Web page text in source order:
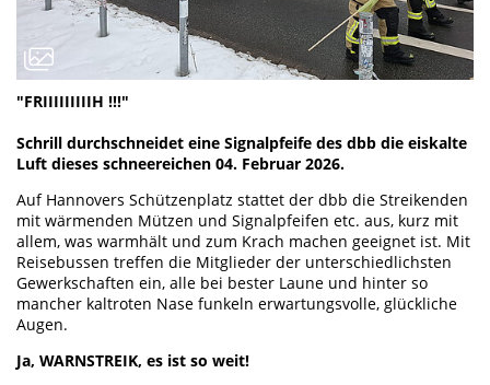
"FRIIIIIIIIIH !!!"
Schrill durchschneidet eine Signalpfeife des dbb die eiskalte
Luft dieses schneereichen 04. Februar 2026.
Auf Hannovers Schützenplatz stattet der dbb die Streikenden
mit wärmenden Mützen und Signalpfeifen etc. aus, kurz mit
allem, was warmhält und zum Krach machen geeignet ist. Mit
Reisebussen treffen die Mitglieder der unterschiedlichsten
Gewerkschaften ein, alle bei bester Laune und hinter so
mancher kaltroten Nase funkeln erwartungsvolle, glückliche
Augen.
Ja, WARNSTREIK, es ist so weit!